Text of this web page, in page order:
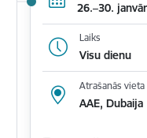
26.–30.
Laiks
Visu dienu
Atrašanās vieta
AAE, Dubaija